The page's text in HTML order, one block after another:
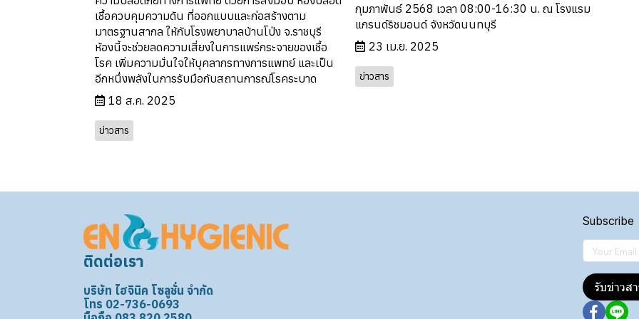
เชื้อควบคุมความดัน ที่ออกแบบและก่อสร้างตาม
มาตรฐานสากล ให้กับโรงพยาบาลบ้านโป่ง จ.ราชบุรี
ห้องนี้จะช่วยลดความเสี่ยงในการแพร่กระจายของเชื้อ
โรค เพิ่มความมั่นใจให้บุคลากรทางการแพทย์ และเป็น
อีกหนึ่งพลังในการรับมือกับสถานการณ์โรคระบาด
18 ส.ค. 2025
ข่าวสาร
กุมภาพันธ์ 2568 เวลา 08:00-16:30 น. ณ โรงแรม
แกรนด์ริชมอนด์ จังหวัดนนทบุรี
23 เม.ย. 2025
ข่าวสาร
ติดต่อเรา
บริษัท ไฮจินิค โซลูชั่น จำกัด
โทร 02-736-0693
Subscribe
รับข่าวส